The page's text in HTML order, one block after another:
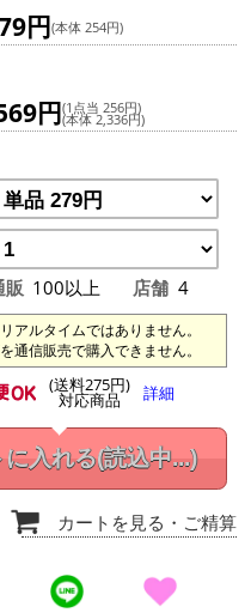
円(本体 254円)
円(1点当 256円)
(本体 2,336円)
販 100以上 店舗 4
アルタイムではありません。
通信販売で購入できません。
(送料275円)
対応商品 詳細
に入れる(読込中...)
カートを見る ・ご精算